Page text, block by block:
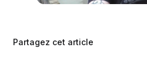
Partagez cet article